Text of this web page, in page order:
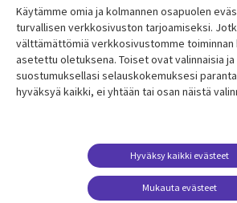
Resurssikeskus
Library
FINLAND
Asiakastarinat
Media
FINLAND
Käytämme omia ja kolmannen osapuolen
turvallisen verkkosivuston tarjoamiseksi.
välttämättömiä verkkosivustomme toiminnan
asetettu oletuksena. Toiset ovat valinnaisia
suostumuksellasi selauskokemuksesi
hyväksyä kaikki, ei yhtään tai osan näistä
Mukauta evästeet
Hyväksy kaikki evästeet